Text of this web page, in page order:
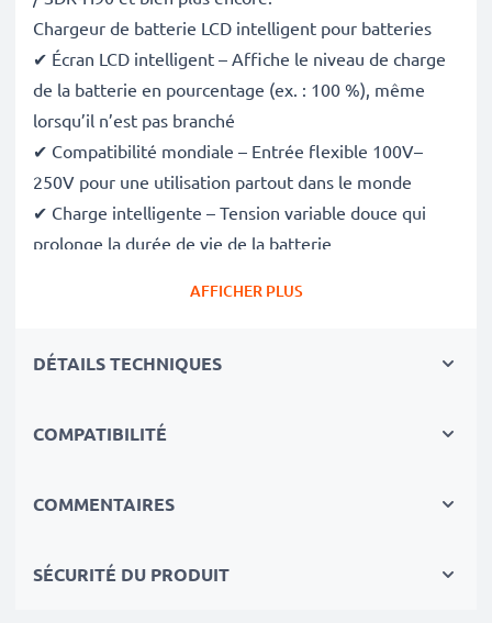
Chargeur de batterie LCD intelligent pour batteries
✔ Écran LCD intelligent – Affiche le niveau de charge
de la batterie en pourcentage (ex. : 100 %), même
lorsqu’il n’est pas branché
✔ Compatibilité mondiale – Entrée flexible 100V–
250V pour une utilisation partout dans le monde
✔ Charge intelligente – Tension variable douce qui
prolonge la durée de vie de la batterie
Compact et prêt pour le voyage
votre sac photo
Vitesses de charge rapides
AFFICHER PLUS
DÉTAILS TECHNIQUES
COMPATIBILITÉ
COMMENTAIRES
SÉCURITÉ DU PRODUIT